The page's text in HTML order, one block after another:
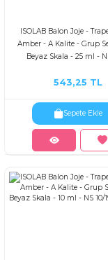
ISOLAB Balon Joje -
Amber - A Kalite - Grup
Beyaz Skala - 25 ml -
543,25 TL
Sepete Ekle